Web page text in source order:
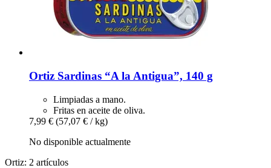
Ortiz Sardinas “A la Antigua”, 140 g
Limpiadas a mano.
Fritas en aceite de oliva.
7,99 € (57,07 € / kg)
No disponible actualmente
Ortiz: 2 artículos